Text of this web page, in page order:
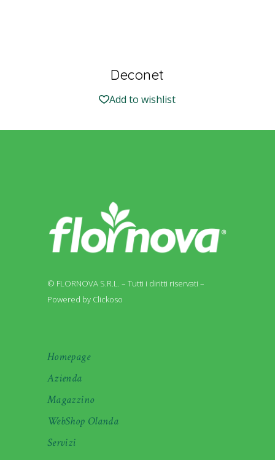
Deconet
Add to wishlist
© FLORNOVA S.R.L. – Tutti i diritti riservati –
Powered by Clickoso
Homepage
Azienda
Magazzino
WebShop Olanda
Servizi